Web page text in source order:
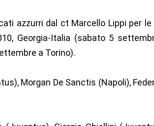
azzurri dal ct Marcello Lippi per
Georgia-Italia (sabato 5
a Torino).
Morgan De Sanctis (Napoli),